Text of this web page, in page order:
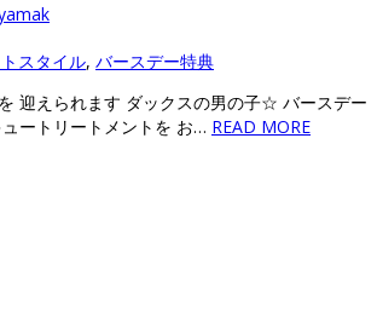
スタイル, バースデー特典
迎えられます ダックスの男の子☆ バースデー
ートリートメントを お… READ MORE